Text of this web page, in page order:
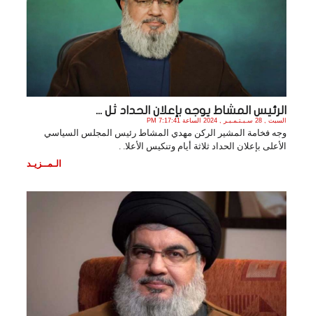
الرئيس المشاط يوجه بإعلان الحداد ثل ...
السبت , 28 سـبـتـمـبـر , 2024 الساعة 7:17:41 PM
وجه فخامة المشير الركن مهدي المشاط رئيس المجلس السياسي
الأعلى بإعلان الحداد ثلاثة أيام وتنكيس الأعلا. .
الـمــزيـد